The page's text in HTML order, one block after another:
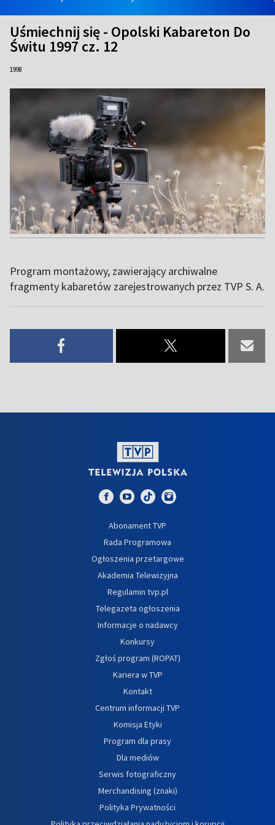
Uśmiechnij się - Opolski Kabareton Do
Świtu 1997 cz. 12
1998
Program montażowy, zawierający archiwalne
fragmenty kabaretów zarejestrowanych przez TVP S. A.
Abonament TVP
Rada Programowa
Ogłoszenia przetargowe
Akademia Telewizyjna
Regulamin tvp.pl
Telegazeta ogłoszenia
Informacje o nadawcy
Konkursy
Zgłoś program (ROPAT)
Kariera w TVP
Kontakt
Centrum informacji TVP
Komisja Etyki
Program dla prasy
Dla mediów
Serwis fotograficzny
Merchandising (znaki)
Polityka Prywatności